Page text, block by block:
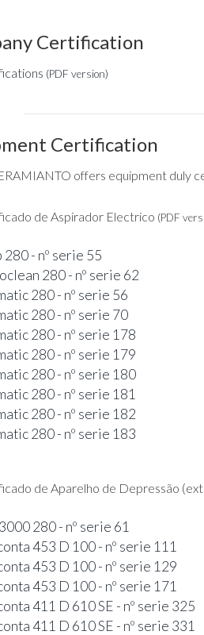
Certification
(PDF version)
Certification
offers equipment duly
de Aspirador Electrico (PDF
280 - nº serie 55
280 - nº serie 62
280 - nº serie 56
280 - nº serie 70
280 - nº serie 178
280 - nº serie 179
280 - nº serie 180
280 - nº serie 181
280 - nº serie 182
280 - nº serie 183
de Aparelho de Depressão
280 - nº serie 61
453 D 100 - nº serie 111
453 D 100 - nº serie 129
453 D 100 - nº serie 171
411 D 610 SE - nº serie 325
411 D 610 SE - nº serie 331